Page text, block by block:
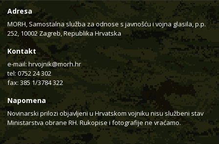
Adresa
MORH, Samostalna služba za odnose s javnošću i vojna glasila, p.p.
252, 10002 Zagreb, Republika Hrvatska
Kontakt
e-mail: hrvojnik@morh.hr
tel: 0752 24 302
fax: 385 1/3784 322
Napomena
Novinarski prilozi objavljeni u Hrvatskom vojniku nisu službeni stav
Ministarstva obrane RH. Rukopise i fotografije ne vraćamo.